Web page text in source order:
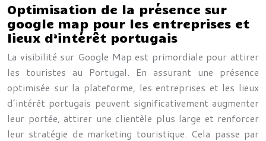
Optimisation de la présence sur
google map pour les entreprises et
lieux d’intérêt portugais
La visibilité sur Google Map est primordiale pour attirer
les touristes au Portugal. En assurant une présence
optimisée sur la plateforme, les entreprises et les lieux
d’intérêt portugais peuvent significativement augmenter
leur portée, attirer une clientèle plus large et renforcer
leur stratégie de marketing touristique. Cela passe par